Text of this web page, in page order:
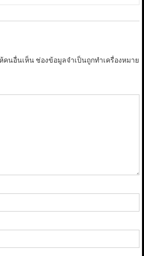
คนอื่นเห็น ช่องข้อมูลจำเป็นถูกทำเครื่องหมาย